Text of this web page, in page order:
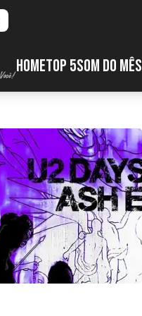
HOMETOP 5SOM DO MÊS